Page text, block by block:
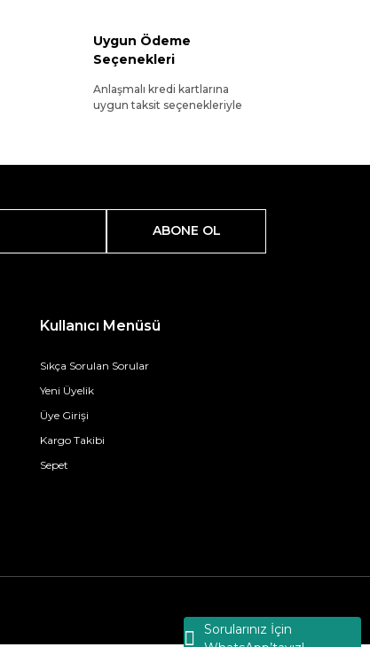
Sorularınız İçin
Uygun Ödeme
Seçenekleri
Anlaşmalı kredi kartlarına
uygun taksit seçenekleriyle
ABONE OL
Kullanıcı Menüsü
Sıkça Sorulan Sorular
Yeni Üyelik
Üye Girişi
Kargo Takibi
Sepet